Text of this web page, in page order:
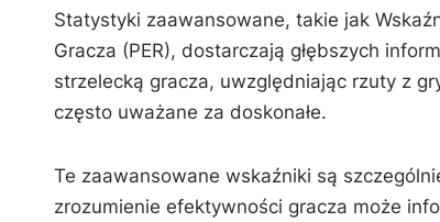
Statystyki zaawansowane, takie jak
Gracza (PER), dostarczają głębszych
strzelecką gracza, uwzględniając rzuty z
często uważane za doskonałe.
Te zaawansowane wskaźniki są
zrozumienie efektywności gracza może